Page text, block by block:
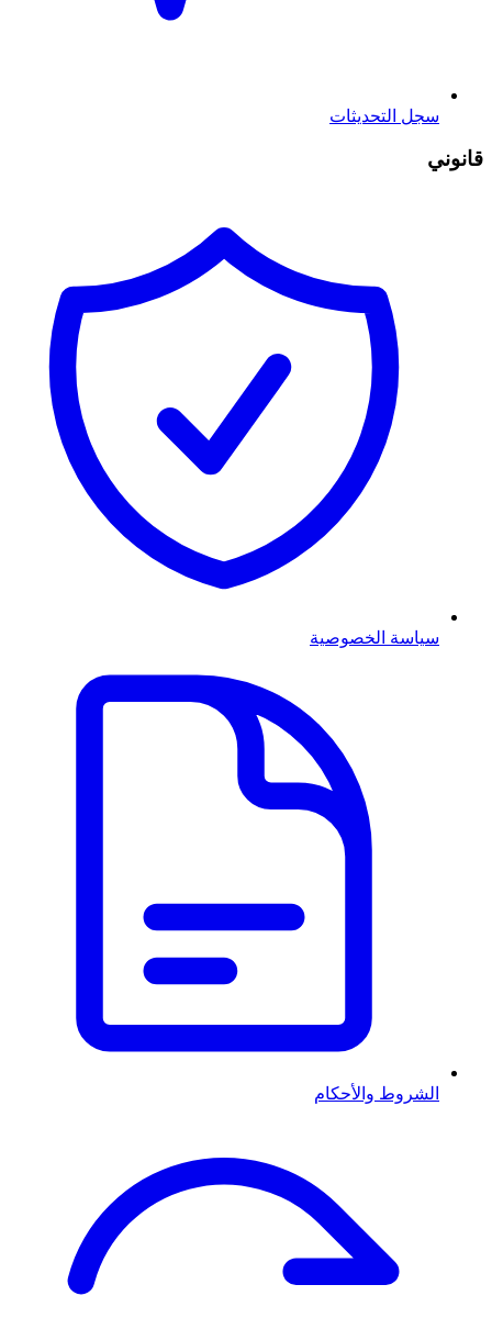
سجل التحديثات
قانوني
سياسة الخصوصية
الشروط والأحكام